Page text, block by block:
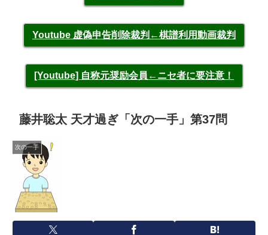
Youtube 虚偽申告削除裁判←棋譜利用動画裁判
[Youtube] 自称元奨励会員←ニセ者に要注意！
藤井聡太 天才過ぎ「次の一手」第37問
次の一手